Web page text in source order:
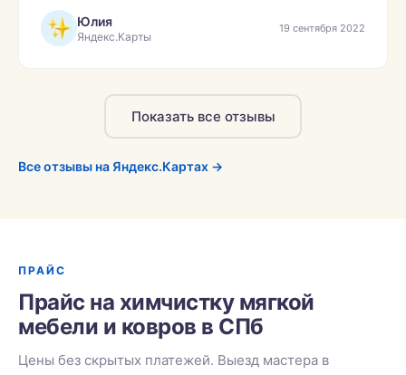
Заказала также чистку матраса и стульев.»
Юлия
Яндекс.Карты
19 сентября 2022
Показать все отзывы
Все отзывы на Яндекс.Картах →
ПРАЙС
Прайс на химчистку мягкой
мебели и ковров в СПб
Цены без скрытых платежей. Выезд мастера в